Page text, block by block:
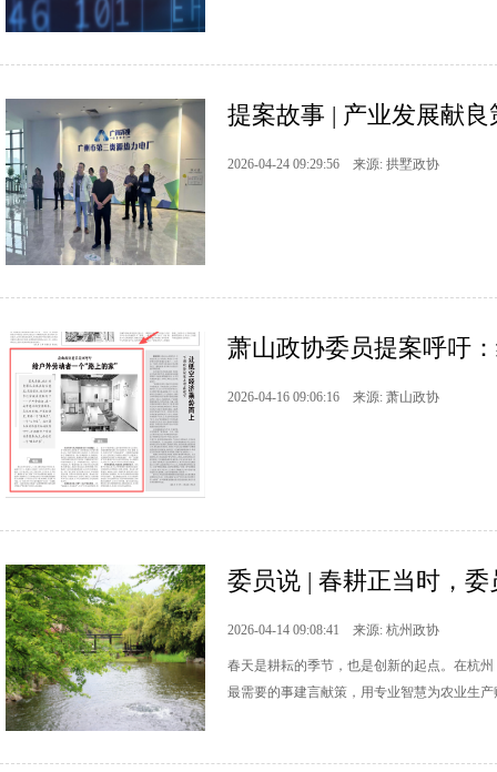
提案故事 | 产业发展献
2026-04-24 09:29:56 来源: 拱墅政协
萧山政协委员提案呼吁
2026-04-16 09:06:16 来源: 萧山政协
委员说 | 春耕正当时，
2026-04-14 09:08:41 来源: 杭州政协
春天是耕耘的季节，也是创新的起点。在杭
最需要的事建言献策，用专业智慧为农业生